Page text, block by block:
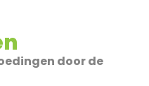
door de